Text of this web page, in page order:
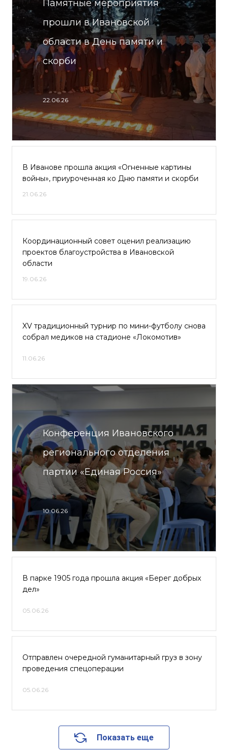
Памятные мероприятия
прошли в Ивановской
области в День памяти и
скорби
22.06.26
В Иванове прошла акция «Огненные картины
войны», приуроченная ко Дню памяти и скорби
21.06.26
Координационный совет оценил реализацию
проектов благоустройства в Ивановской
области
19.06.26
XV традиционный турнир по мини-футболу снова
собрал медиков на стадионе «Локомотив»
11.06.26
Конференция Ивановского
регионального отделения
партии «Единая Россия»
10.06.26
В парке 1905 года прошла акция «Берег добрых
дел»
05.06.26
Отправлен очередной гуманитарный груз в зону
проведения спецоперации
05.06.26
Показать еще